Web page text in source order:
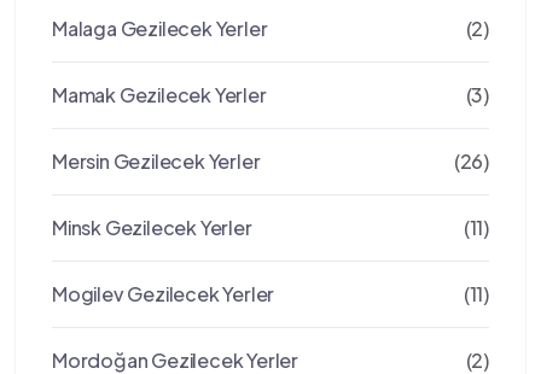
Malaga Gezilecek Yerler (2)
Mamak Gezilecek Yerler (3)
Mersin Gezilecek Yerler (26)
Minsk Gezilecek Yerler (11)
Mogilev Gezilecek Yerler (11)
Mordoğan Gezilecek Yerler (2)